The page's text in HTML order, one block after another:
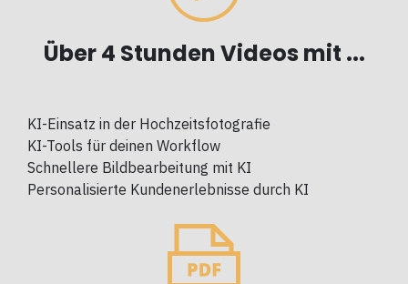
Über 4 Stunden Videos mit ...
KI-Einsatz in der Hochzeitsfotografie
KI-Tools für deinen Workflow
Schnellere Bildbearbeitung mit KI
Personalisierte Kundenerlebnisse durch KI